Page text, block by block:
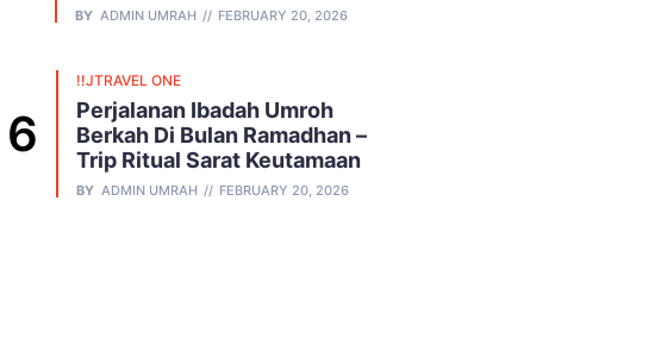
BY ADMIN UMRAH FEBRUARY 20, 2026
!!JTRAVEL ONE
Perjalanan Ibadah Umroh
Berkah Di Bulan Ramadhan –
Trip Ritual Sarat Keutamaan
BY ADMIN UMRAH FEBRUARY 20, 2026